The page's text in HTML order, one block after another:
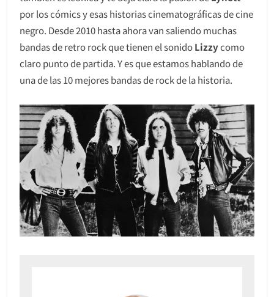
por los cómics y esas historias cinematográficas de cine
negro. Desde 2010 hasta ahora van saliendo muchas
bandas de retro rock que tienen el sonidoLizzycomo
claro punto de partida. Y es que estamos hablando de
una de las 10 mejores bandas de rock de la historia.